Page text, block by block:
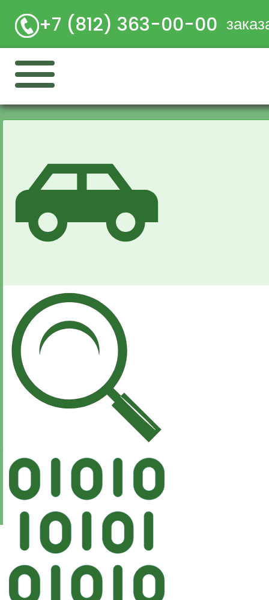
+7 (812) 363-00-00
PILKINGTON HYUNDAI Боковое